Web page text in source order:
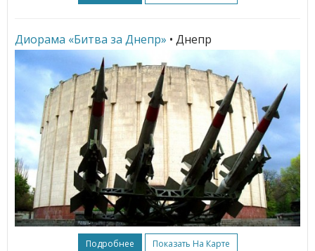
Диорама «Битва за Днепр» • Днепр
Подробнее Показать На Карте